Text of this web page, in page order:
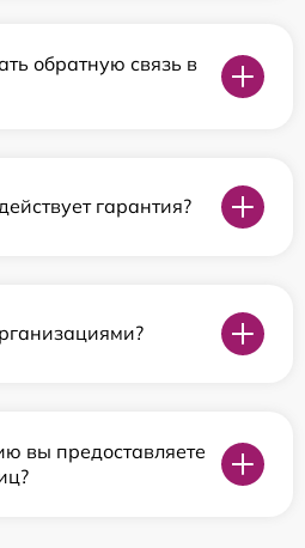
обратную связь в
гарантия?
вы предоставляете